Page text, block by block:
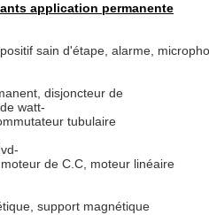
application permanente
sain d'étape, alarme,
disjoncteur de
watt-
tubulaire
de C.C, moteur linéaire
support magnétique